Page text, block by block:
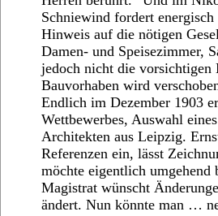
Schniewind fordert
Hinweis auf die nötigen
Damen- und Speisezimmer,
jedoch nicht die
Bauvorhaben wird
Endlich im Dezember 1903
Wettbewerbes, Auswahl
Architekten aus Leipzig.
Referenzen ein, lässt
möchte eigentlich umgehend
Magistrat wünscht
ändert. Nun könnte man …